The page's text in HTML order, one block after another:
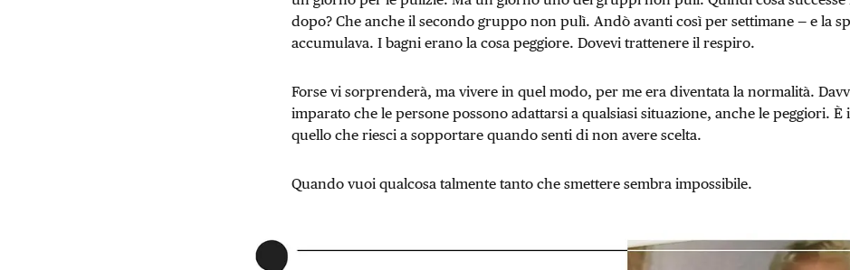
dopo? Che anche il secondo gruppo non pulì. Andò avanti così per settimane — e la
accumulava. I bagni erano la cosa peggiore. Dovevi trattenere il respiro.
Forse vi sorprenderà, ma vivere in quel modo, per me era diventata la normalità.
imparato che le persone possono adattarsi a qualsiasi situazione, anche le peggiori. È
quello che riesci a sopportare quando senti di non avere scelta.
Quando vuoi qualcosa talmente tanto che smettere sembra impossibile.